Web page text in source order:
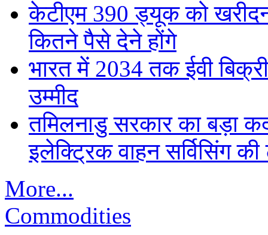
केटीएम 390 ड्यूक को
कितने पैसे देने होंगे
भारत में 2034 तक ईवी
उम्मीद
तमिलनाडु सरकार का बड़ा
इलेक्ट्रिक वाहन सर्विसिंग
More...
Commodities